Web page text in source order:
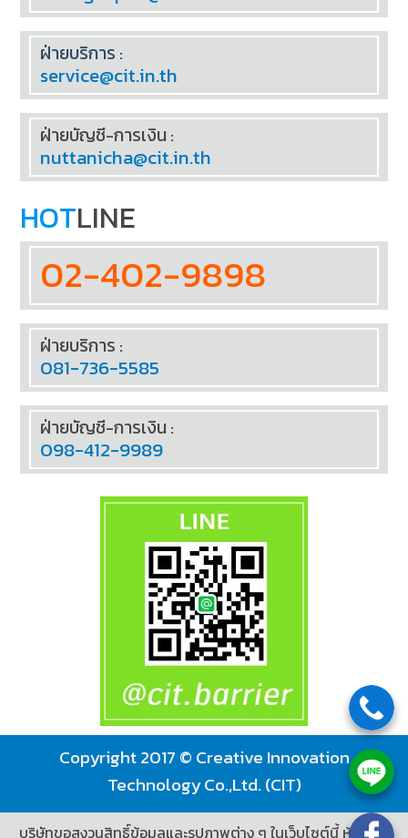
ฝ่ายบริการ :
service@cit.in.th
ฝ่ายบัญชี-การเงิน :
nuttanicha@cit.in.th
HOTLINE
02-402-9898
ฝ่ายบริการ :
081-736-5585
ฝ่ายบัญชี-การเงิน :
098-412-9989
Copyright 2017 © Creative Innovation
Technology Co.,Ltd. (CIT)
บริษัทขอสงวนสิทธิ์ข้อมูลและรูปภาพต่าง ๆ ในเว็บไซต์นี้ ห้ามมิให้